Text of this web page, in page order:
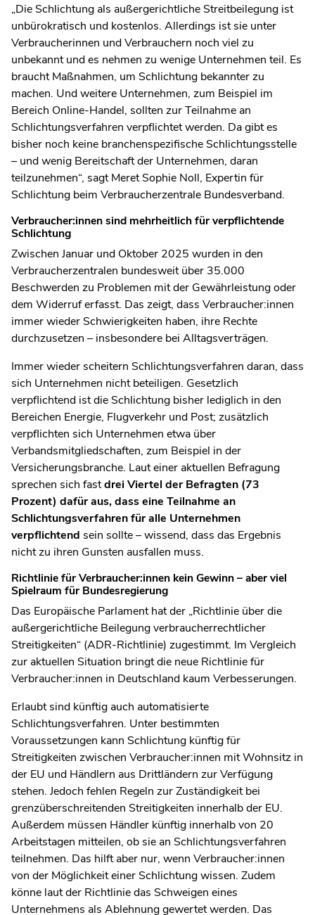
„Die Schlichtung als außergerichtliche Streitbeilegung ist
unbürokratisch und kostenlos. Allerdings ist sie unter
Verbraucherinnen und Verbrauchern noch viel zu
unbekannt und es nehmen zu wenige Unternehmen teil. Es
braucht Maßnahmen, um Schlichtung bekannter zu
machen. Und weitere Unternehmen, zum Beispiel im
Bereich Online-Handel, sollten zur Teilnahme an
Schlichtungsverfahren verpflichtet werden. Da gibt es
bisher noch keine branchenspezifische Schlichtungsstelle
– und wenig Bereitschaft der Unternehmen, daran
teilzunehmen“, sagt Meret Sophie Noll, Expertin für
Schlichtung beim Verbraucherzentrale Bundesverband.
Verbraucher:innen sind mehrheitlich für verpflichtende
Schlichtung
Zwischen Januar und Oktober 2025 wurden in den
Verbraucherzentralen bundesweit über 35.000
Beschwerden zu Problemen mit der Gewährleistung oder
dem Widerruf erfasst. Das zeigt, dass Verbraucher:innen
immer wieder Schwierigkeiten haben, ihre Rechte
durchzusetzen – insbesondere bei Alltagsverträgen.
Immer wieder scheitern Schlichtungsverfahren daran, dass
sich Unternehmen nicht beteiligen. Gesetzlich
verpflichtend ist die Schlichtung bisher lediglich in den
Bereichen Energie, Flugverkehr und Post; zusätzlich
verpflichten sich Unternehmen etwa über
Verbandsmitgliedschaften, zum Beispiel in der
Versicherungsbranche. Laut einer aktuellen Befragung
sprechen sich fastdrei Viertel der Befragten (73
Prozent) dafür aus, dass eine Teilnahme an
Schlichtungsverfahren für alle Unternehmen
verpflichtend sein sollte – wissend, dass das Ergebnis
nicht zu ihren Gunsten ausfallen muss.
Richtlinie für Verbraucher:innen kein Gewinn – aber viel
Spielraum für Bundesregierung
Das Europäische Parlament hat der „Richtlinie über die
außergerichtliche Beilegung verbraucherrechtlicher
Streitigkeiten“ (ADR-Richtlinie) zugestimmt. Im Vergleich
zur aktuellen Situation bringt die neue Richtlinie für
Verbraucher:innen in Deutschland kaum Verbesserungen.
Erlaubt sind künftig auch automatisierte
Schlichtungsverfahren. Unter bestimmten
Voraussetzungen kann Schlichtung künftig für
Streitigkeiten zwischen Verbraucher:innen mit Wohnsitz in
der EU und Händlern aus Drittländern zur Verfügung
stehen. Jedoch fehlen Regeln zur Zuständigkeit bei
grenzüberschreitenden Streitigkeiten innerhalb der EU.
Außerdem müssen Händler künftig innerhalb von 20
Arbeitstagen mitteilen, ob sie an Schlichtungsverfahren
teilnehmen. Das hilft aber nur, wenn Verbraucher:innen
von der Möglichkeit einer Schlichtung wissen. Zudem
könne laut der Richtlinie das Schweigen eines
Unternehmens als Ablehnung gewertet werden. Das